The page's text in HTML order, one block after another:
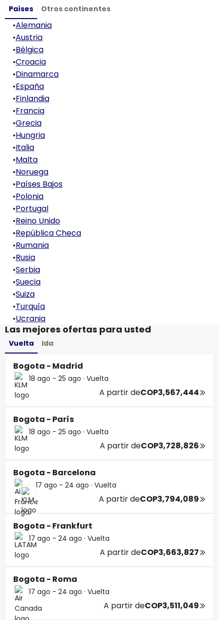
Países Otros continentes
•Alemania
•Austria
•Bélgica
•Croacia
•Dinamarca
•España
•Finlandia
•Francia
•Grecia
•Hungria
•Italia
•Malta
•Noruega
•Países Bajos
•Polonia
•Portugal
•Reino Unido
•República Checa
•Rumania
•Rusia
•Serbia
•Suecia
•Suiza
•Turquía
•Ucrania
Las mejores ofertas para usted
Vuelta Ida
Bogota - Madrid
18 ago - 25 ago · Vuelta
A partir deCOP3,567,444
Bogota - París
18 ago - 25 ago · Vuelta
A partir deCOP3,728,826
Bogota - Barcelona
17 ago - 24 ago · Vuelta
A partir deCOP3,794,089
Bogota - Frankfurt
17 ago - 24 ago · Vuelta
A partir deCOP3,663,827
Bogota - Roma
17 ago - 24 ago · Vuelta
A partir deCOP3,511,049